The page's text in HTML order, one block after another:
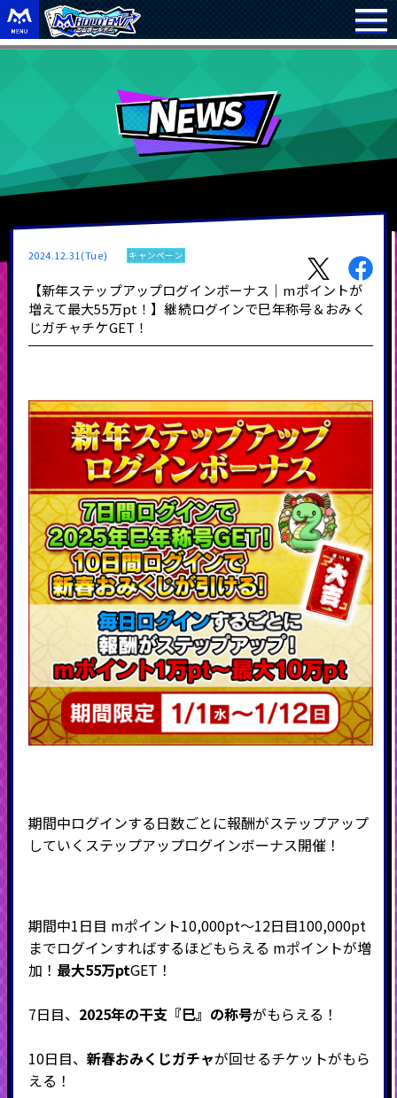
2024.12.31(Tue) キャンペーン
【新年ステップアップログインボーナス｜mポイントが
増えて最大55万pt！】継続ログインで巳年称号＆おみく
じガチャチケGET！
期間中ログインする日数ごとに報酬がステップアップ
していくステップアップログインボーナス開催！
期間中1日目 mポイント10,000pt～12日目100,000pt
までログインすればするほどもらえる mポイントが増
加！ 最大55万ptGET！
7日目、 2025年の干支『巳』の称号がもらえる！
10日目、 新春おみくじガチャが回せるチケットがもら
える！